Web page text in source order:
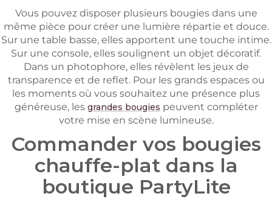
Vous pouvez disposer plusieurs bougies dans une
même pièce pour créer une lumière répartie et douce.
Sur une table basse, elles apportent une touche intime.
Sur une console, elles soulignent un objet décoratif.
Dans un photophore, elles révèlent les jeux de
transparence et de reflet. Pour les grands espaces ou
les moments où vous souhaitez une présence plus
généreuse, les grandes bougies peuvent compléter
votre mise en scène lumineuse.
Commander vos bougies
chauffe-plat dans la
boutique PartyLite